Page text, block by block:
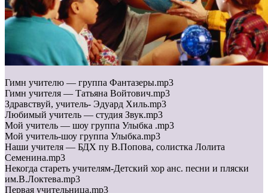
Гимн учителю — группа Фантазеры.mp3
Гимн учителя — Татьяна Войтович.mp3
Здравствуй, учитель- Эдуард Хиль.mp3
Любимый учитель — студия Звук.mp3
Мой учитель — шоу группа Улыбка .mp3
Мой учитель-шоу группа Улыбка.mp3
Наши учителя — БДХ пу В.Попова, солистка Лолита
Семенина.mp3
Некогда стареть учителям-Детский хор анс. песни и пляски
им.В.Локтева.mp3
Первая учительница.mp3